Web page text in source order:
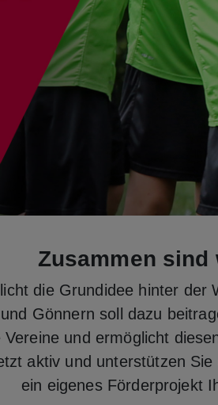
Zusammen sind
die Grundidee hinter der
Gönnern soll dazu
und ermöglicht
aktiv und unterstützen
ein eigenes Förderprojekt